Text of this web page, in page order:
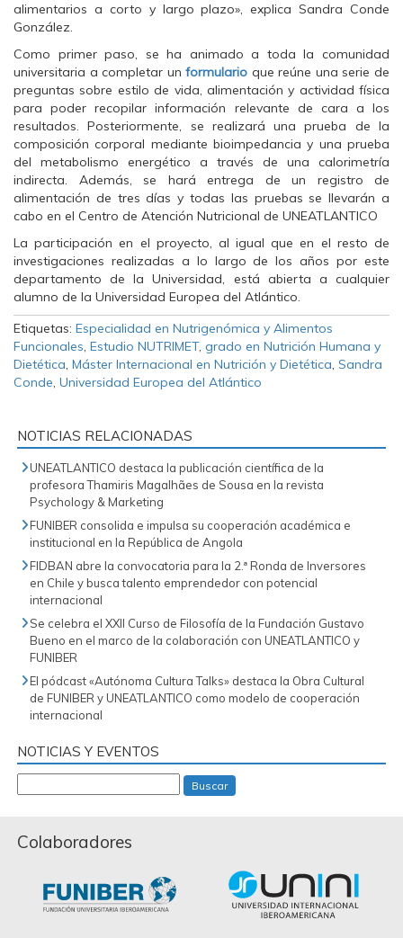
u
n
a
v
e
n
a
n
a
n
u
e
v
a
n
e
n
t
n
a
u
e
v
a
u
v
e
n
a
n
a
n
u
e
v
a
)
alimentarios a corto y largo plazo», explica Sandra Conde
González.
Como primer paso, se ha animado a toda la comunidad
universitaria a completar unformulario que reúne una serie de
preguntas sobre estilo de vida, alimentación y actividad física
para poder recopilar información relevante de cara a los
resultados. Posteriormente, se realizará una prueba de la
composición corporal mediante bioimpedancia y una prueba
del metabolismo energético a través de una calorimetría
indirecta. Además, se hará entrega de un registro de
alimentación de tres días y todas las pruebas se llevarán a
cabo en el Centro de Atención Nutricional de UNEATLANTICO
La participación en el proyecto, al igual que en el resto de
investigaciones realizadas a lo largo de los años por este
departamento de la Universidad, está abierta a cualquier
alumno de la Universidad Europea del Atlántico.
Etiquetas: Especialidad en Nutrigenómica y Alimentos
Funcionales, Estudio NUTRIMET, grado en Nutrición Humana y
Dietética, Máster Internacional en Nutrición y Dietética, Sandra
Conde, Universidad Europea del Atlántico
NOTICIAS RELACIONADAS
UNEATLANTICO destaca la publicación científica de la
profesora Thamiris Magalhães de Sousa en la revista
Psychology & Marketing
FUNIBER consolida e impulsa su cooperación académica e
institucional en la República de Angola
FIDBAN abre la convocatoria para la 2.ª Ronda de Inversores
en Chile y busca talento emprendedor con potencial
internacional
Se celebra el XXII Curso de Filosofía de la Fundación Gustavo
Bueno en el marco de la colaboración con UNEATLANTICO y
FUNIBER
El pódcast «Autónoma Cultura Talks» destaca la Obra Cultural
de FUNIBER y UNEATLANTICO como modelo de cooperación
internacional
NOTICIAS Y EVENTOS
Buscar
Colaboradores